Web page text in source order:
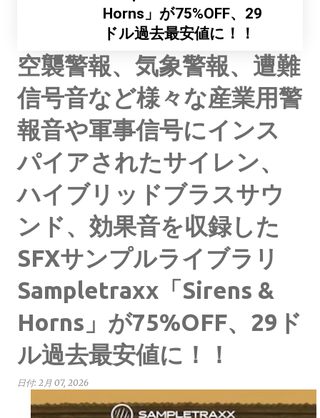
Horns」が75%OFF、29
ドル過去最安値に！！
空襲警報、気象警報、遭難
信号音など様々な産業用警
報音や軍事信号にインス
パイアされたサイレン、
ハイブリッドブラスサウ
ンド、効果音を収録した
SFXサンプルライブラリ
Sampletraxx「Sirens &
Horns」が75%OFF、29ド
ル過去最安値に！！
日付: 2月 07, 2026